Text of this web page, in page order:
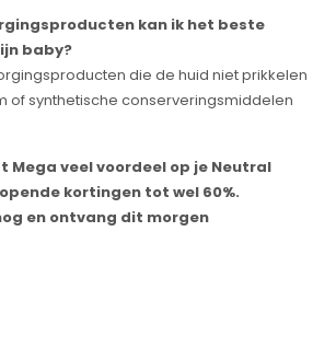
kan ik het beste
baby?
die de huid niet prikkelen
of synthetische conserveringsmiddelen
Mega veel voordeel op je Neutral
kortingen tot wel 60%.
en ontvang dit morgen